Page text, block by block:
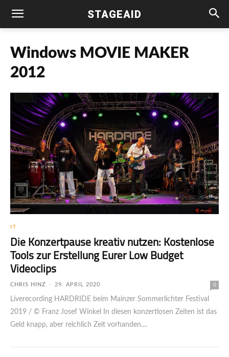
STAGEAID
Windows MOVIE MAKER
2012
IT
Die Konzertpause kreativ nutzen: Kostenlose
Tools zur Erstellung Eurer Low Budget
Videoclips
CHRIS HINZ - 29. APRIL 2020 0
Liverecording HARDRIDE beim Mainzer Sommerlichter Festival
2019 / © Franz Josef Winkel In diesen konzertlosen Zeiten ist das
Geld knapp, aber reichlich Zeit vorhanden....